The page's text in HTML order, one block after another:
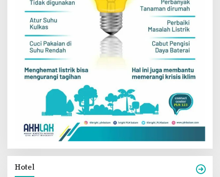
Hotel